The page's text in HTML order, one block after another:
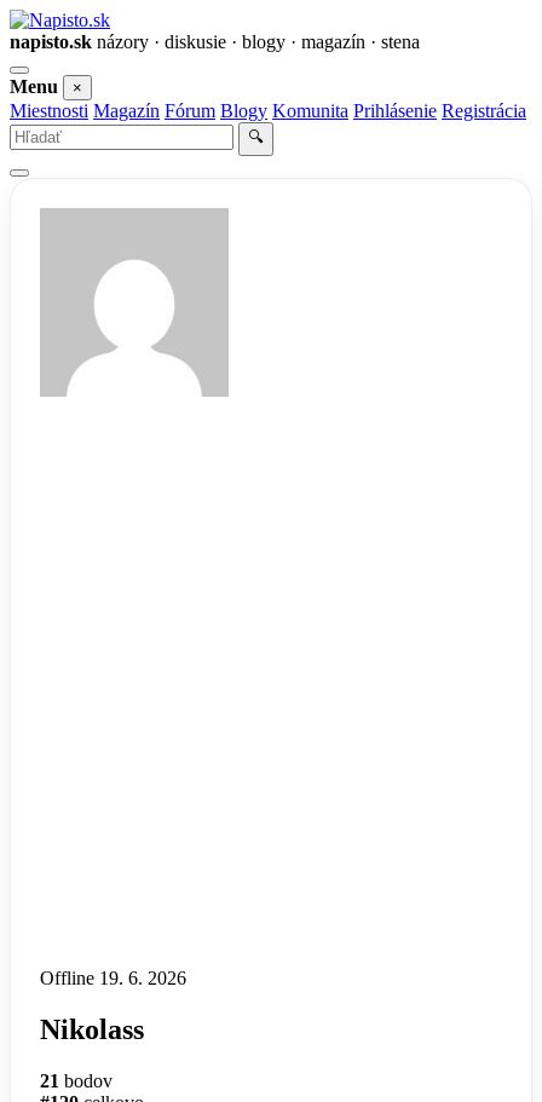
napisto.sk názory · diskusie · blogy · magazín · stena
Otvoriť
menu
Menu ×
Miestnosti Magazín Fórum Blogy Komunita Prihlásenie Registrácia
Vyhľadať
🔍
Offline 19. 6. 2026
Nikolass
21 bodov